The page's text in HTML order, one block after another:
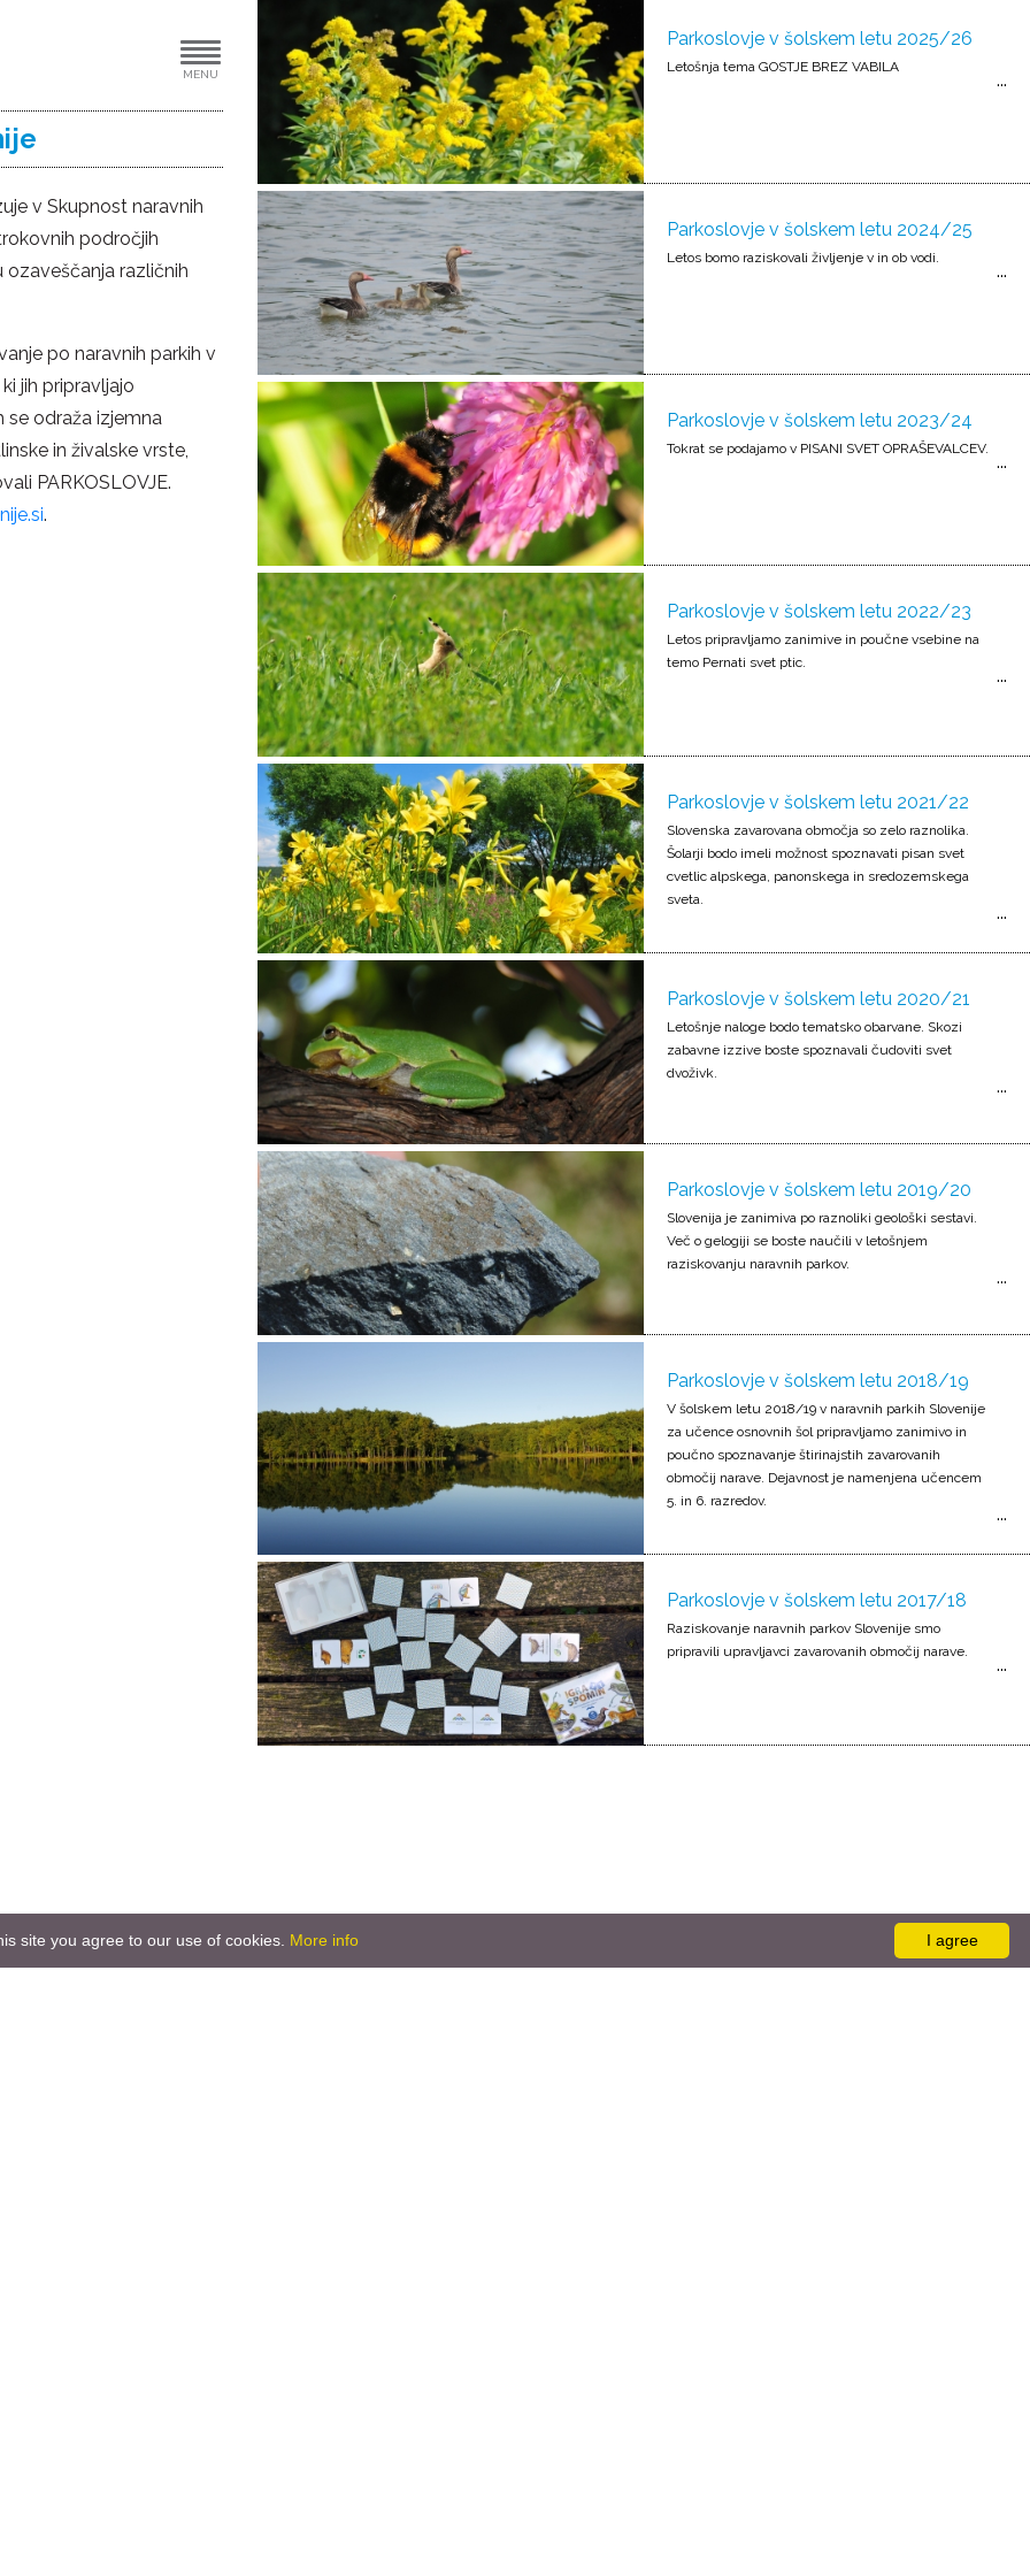
MENU
v Skupnost naravnih
področjih
različnih
po naravnih parkih v
jih pripravljajo
se odraža izjemna
in živalske vrste,
PARKOSLOVJE.
.
Parkoslovje v šolskem letu 2025/26
Letošnja tema GOSTJE BREZ VABILA
Parkoslovje v šolskem letu 2024/25
Letos bomo raziskovali življenje v in ob vodi.
Parkoslovje v šolskem letu 2023/24
Tokrat se podajamo v PISANI SVET OPRAŠEVALCEV.
Parkoslovje v šolskem letu 2022/23
Letos pripravljamo zanimive in poučne vsebine na
temo Pernati svet ptic.
Parkoslovje v šolskem letu 2021/22
Slovenska zavarovana območja so zelo raznolika.
Šolarji bodo imeli možnost spoznavati pisan svet
cvetlic alpskega, panonskega in sredozemskega
sveta.
Parkoslovje v šolskem letu 2020/21
Letošnje naloge bodo tematsko obarvane. Skozi
zabavne izzive boste spoznavali čudoviti svet
dvoživk.
Parkoslovje v šolskem letu 2019/20
Slovenija je zanimiva po raznoliki geološki sestavi.
Več o gelogiji se boste naučili v letošnjem
raziskovanju naravnih parkov.
Parkoslovje v šolskem letu 2018/19
V šolskem letu 2018/19 v naravnih parkih Slovenije
za učence osnovnih šol pripravljamo zanimivo in
poučno spoznavanje štirinajstih zavarovanih
območij narave. Dejavnost je namenjena učencem
5. in 6. razredov.
Parkoslovje v šolskem letu 2017/18
Raziskovanje naravnih parkov Slovenije smo
pripravili upravljavci zavarovanih območij narave.
I agree
site you agree to our use of cookies. More info